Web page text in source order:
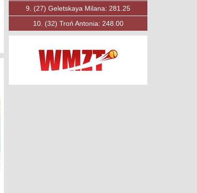
9.(50)Rybicki Konrad: 206.00
10. (53) Księżak Filip: 197.00